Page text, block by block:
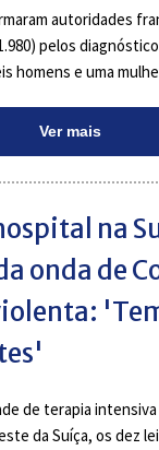
autoridades
pelos
homens e uma
Ver mais
na
onda de
de terapia
da Suíça, os dez